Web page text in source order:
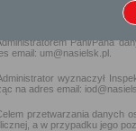
fizycznych w związku z
95/46/WE (dalej jako:
Pani/Pana
email: um@nasielsk.pl.
wyznaczył
na adres email:
przetwarzania danych
a w przypadku jego